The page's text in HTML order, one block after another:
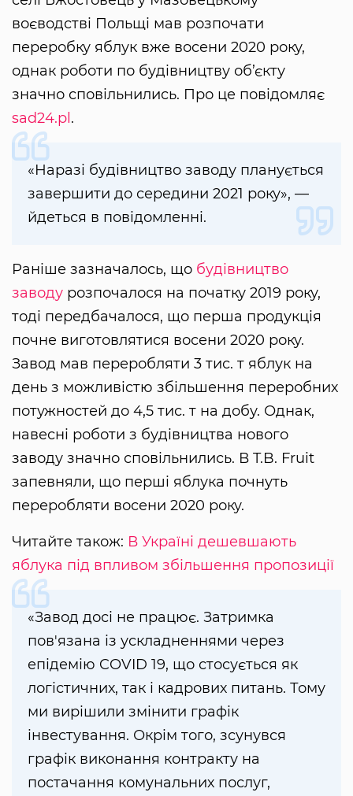
воєводстві Польщі мав розпочати
переробку яблук вже восени 2020 року,
однак роботи по будівництву об’єкту
значно сповільнились. Про це повідомляє
sad24.pl .
«Наразі будівництво заводу планується
завершити до середини 2021 року», —
йдеться в повідомленні.
Раніше зазначалось, що будівництво
заводу розпочалося на початку 2019 року,
тоді передбачалося, що перша продукція
почне виготовлятися восени 2020 року.
Завод мав переробляти 3 тис. т яблук на
день з можливістю збільшення переробних
потужностей до 4,5 тис. т на добу. Однак,
навесні роботи з будівництва нового
заводу значно сповільнились. В T.B. Fruit
запевняли, що перші яблука почнуть
переробляти восени 2020 року.
Читайте також: В Україні дешевшають
яблука під впливом збільшення пропозиції
«Завод досі не працює. Затримка
пов'язана із ускладненнями через
епідемію COVID 19, що стосується як
логістичних, так і кадрових питань. Тому
ми вирішили змінити графік
інвестування. Окрім того, зсунувся
графік виконання контракту на
постачання комунальних послуг,